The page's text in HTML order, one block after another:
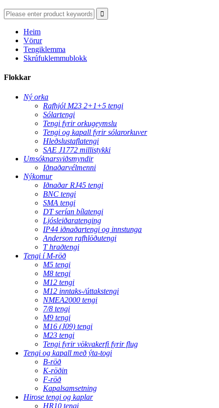
Heim
Vörur
Tengiklemma
Skrúfuklemmublokk
Flokkar
Ný orka
Rafhjól M23 2+1+5 tengi
Sólartengi
Tengi fyrir orkugeymslu
Tengi og kapall fyrir sólarorkuver
Hleðslustaflatengi
SAE J1772 millistykki
Umsóknarsviðsmyndir
Iðnaðarvélmenni
Nýkomur
Iðnaðar RJ45 tengi
BNC tengi
SMA tengi
DT serían bílatengi
Ljósleiðaratenging
IP44 iðnaðartengi og innstunga
Anderson rafhlöðutengi
T hraðtengi
Tengi í M-röð
M5 tengi
M8 tengi
M12 tengi
M12 inntaks-/úttakstengi
NMEA2000 tengi
7/8 tengi
M9 tengi
M16 (J09) tengi
M23 tengi
Tengi fyrir vökvakerfi fyrir flug
Tengi og kapall með ýta-togi
B-röð
K-röðin
F-röð
Kapalsamsetning
Hirose tengi og kaplar
HR10 tengi